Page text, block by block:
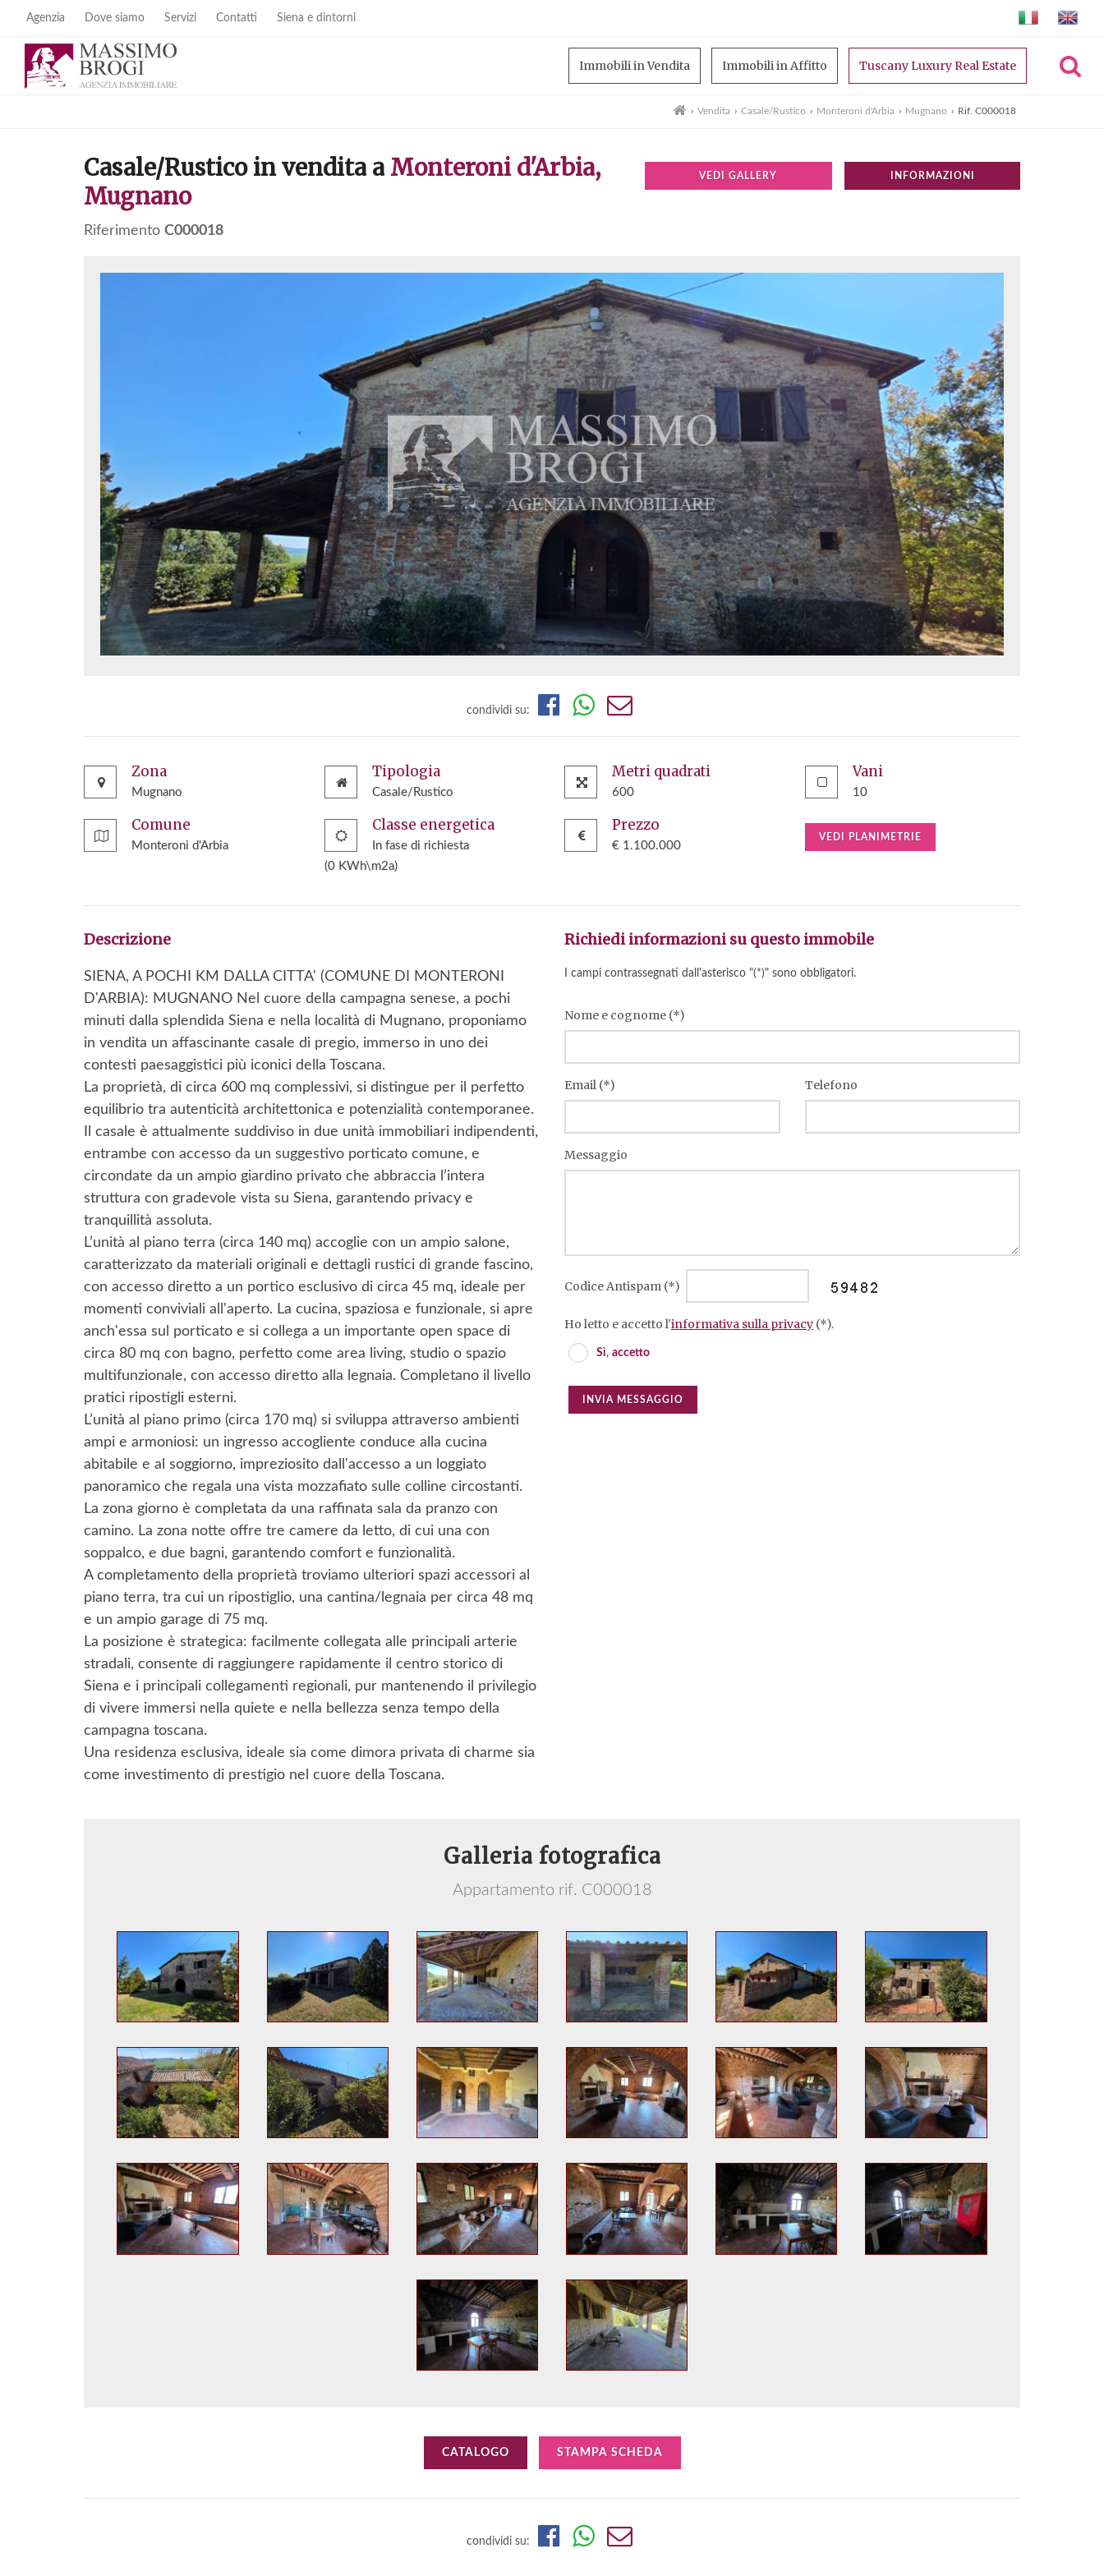
Agenzia Dove siamo Servizi Contatti Siena e dintorni
Immobili in Vendita Immobili in Affitto Tuscany Luxury Real Estate
› Vendita › Casale/Rustico › Monteroni d'Arbia › Mugnano › Rif. C000018
Casale/Rustico in vendita aMonteroni d'Arbia,
Mugnano
Riferimento C000018
VEDI GALLERY INFORMAZIONI
condividi su:
Zona
Mugnano
Tipologia
Casale/Rustico
Metri quadrati
600
Vani
10
Comune
Monteroni d'Arbia
Classe energetica
In fase di richiesta
(0 KWh\m2a)
Prezzo
€ 1.100.000
VEDI PLANIMETRIE
Descrizione
SIENA, A POCHI KM DALLA CITTA' (COMUNE DI MONTERONI
D'ARBIA): MUGNANO Nel cuore della campagna senese, a pochi
minuti dalla splendida Siena e nella località di Mugnano, proponiamo
in vendita un affascinante casale di pregio, immerso in uno dei
contesti paesaggistici più iconici della Toscana.
La proprietà, di circa 600 mq complessivi, si distingue per il perfetto
equilibrio tra autenticità architettonica e potenzialità contemporanee.
Il casale è attualmente suddiviso in due unità immobiliari indipendenti,
entrambe con accesso da un suggestivo porticato comune, e
circondate da un ampio giardino privato che abbraccia l’intera
struttura con gradevole vista su Siena, garantendo privacy e
tranquillità assoluta.
L’unità al piano terra (circa 140 mq) accoglie con un ampio salone,
caratterizzato da materiali originali e dettagli rustici di grande fascino,
con accesso diretto a un portico esclusivo di circa 45 mq, ideale per
momenti conviviali all'aperto. La cucina, spaziosa e funzionale, si apre
anch'essa sul porticato e si collega a un importante open space di
circa 80 mq con bagno, perfetto come area living, studio o spazio
multifunzionale, con accesso diretto alla legnaia. Completano il livello
pratici ripostigli esterni.
L’unità al piano primo (circa 170 mq) si sviluppa attraverso ambienti
ampi e armoniosi: un ingresso accogliente conduce alla cucina
abitabile e al soggiorno, impreziosito dall'accesso a un loggiato
panoramico che regala una vista mozzafiato sulle colline circostanti.
La zona giorno è completata da una raffinata sala da pranzo con
camino. La zona notte offre tre camere da letto, di cui una con
soppalco, e due bagni, garantendo comfort e funzionalità.
A completamento della proprietà troviamo ulteriori spazi accessori al
piano terra, tra cui un ripostiglio, una cantina/legnaia per circa 48 mq
e un ampio garage di 75 mq.
La posizione è strategica: facilmente collegata alle principali arterie
stradali, consente di raggiungere rapidamente il centro storico di
Siena e i principali collegamenti regionali, pur mantenendo il privilegio
di vivere immersi nella quiete e nella bellezza senza tempo della
campagna toscana.
Una residenza esclusiva, ideale sia come dimora privata di charme sia
come investimento di prestigio nel cuore della Toscana.
Richiedi informazioni su questo immobile
I campi contrassegnati dall'asterisco "(*)" sono obbligatori.
Nome e cognome (*)
Email (*) Telefono
Messaggio
Codice Antispam (*)
Ho letto e accetto l'informativa sulla privacy (*).
Sì, accetto
INVIA MESSAGGIO
Galleria fotografica
Appartamento rif. C000018
CATALOGO STAMPA SCHEDA
condividi su: